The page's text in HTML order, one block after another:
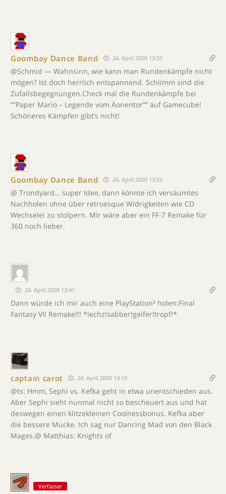
Goombay Dance Band 24. April 2009 13:55
@Schmid — Wahnsinn, wie kann man Rundenkämpfe nicht
mögen? Ist doch herrlich entspannend. Schlimm sind die
Zufallsbegegnungen.Check mal die Rundenkämpfe bei
“”Paper Mario – Legende vom Äonentor”” auf Gamecube!
Schöneres Kämpfen gibt’s nicht!
Goombay Dance Band 24. April 2009 13:53
@ Trondyard… super Idee, dann könnte ich versäumtes
Nachholen ohne über retroesque Widrigkeiten wie CD
Wechselei zu stolpern. Mir wäre aber ein FF-7 Remake für
360 noch lieber.
24. April 2009 13:41
Dann würde ich mir auch eine PlayStation³ holen:Final
Fantasy VII Remake!!! *lechz!sabber!geifer!tropf!*
captain carot 24. April 2009 13:10
@ts: Hmm, Sephi vs. Kefka geht in etwa unentschieden aus.
Aber Sephi sieht nunmal nicht so bescheuert aus und hat
deswegen einen klitzekleinen Coolnessbonus. Kefka aber
die bessere Mucke. Ich sag nur Dancing Mad von den Black
Mages.@ Matthias: Knights of
Verfasser